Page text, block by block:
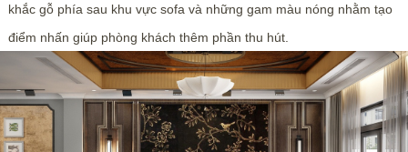
khắc gỗ phía sau khu vực sofa và những gam màu nóng nhằm tạo
điểm nhấn giúp phòng khách thêm phần thu hút.